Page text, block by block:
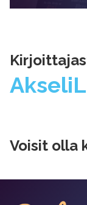
Akseli
Voisit olla